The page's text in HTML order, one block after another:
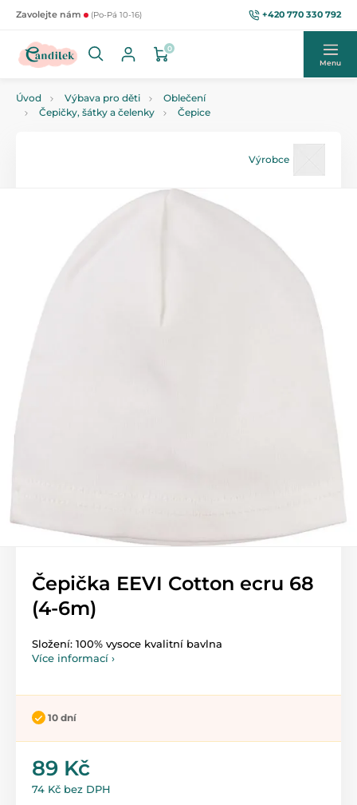
Zavolejte nám (Po-Pá 10-16) +420 770 330 792
0
Menu
Úvod Výbava pro děti
Oblečení
Čepičky, šátky a čelenky
Čepice
Výrobce
Čepička EEVI Cotton ecru 68
(4-6m)
Složení: 100% vysoce kvalitní bavlna
Více informací ›
10 dní
89 Kč
74 Kč bez DPH